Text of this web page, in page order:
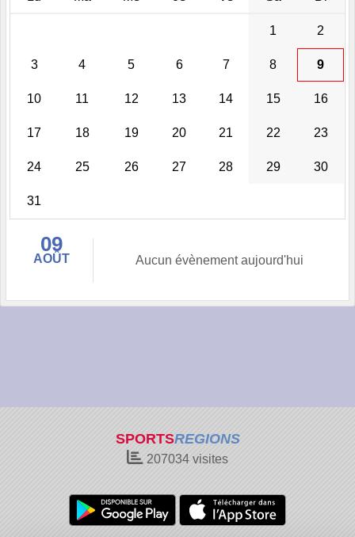
1 2
3 4 5 6 7 8 9
10 11 12 13 14 15 16
17 18 19 20 21 22 23
24 25 26 27 28 29 30
31
09
AOÛT Aucun évènement aujourd'hui
SPORTSREGIONS
207034 visites